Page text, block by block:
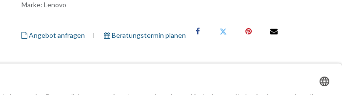
Marke: Lenovo
Angebot anfragen I ​ Beratungstermin planen